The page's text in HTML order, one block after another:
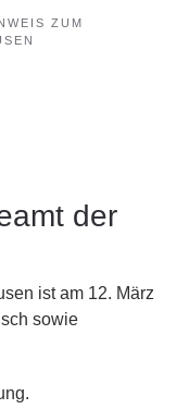
ZUM
der
ist am 12. März
sowie